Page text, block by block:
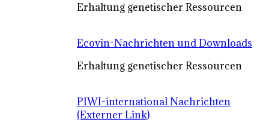
Erhaltung genetischer Ressourcen
Ecovin-Nachrichten und Downloads
Erhaltung genetischer Ressourcen
PIWI-international Nachrichten
(Externer Link)